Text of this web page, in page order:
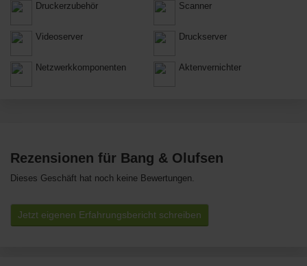
Druckerzubehör Scanner
Videoserver Druckserver
Netzwerkkomponenten Aktenvernichter
Rezensionen für Bang & Olufsen
Dieses Geschäft hat noch keine Bewertungen.
Jetzt eigenen Erfahrungsbericht schreiben